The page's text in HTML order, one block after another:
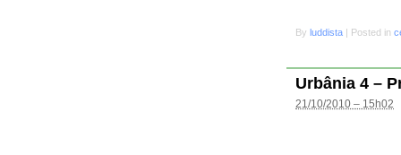
By luddista | Posted in
Urbânia 4 –
21/10/2010 – 15h02